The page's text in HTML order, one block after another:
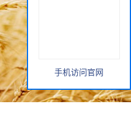
手机访问官网